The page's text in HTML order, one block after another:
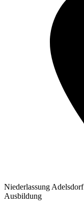
Niederlassung Adelsdorf
Ausbildung